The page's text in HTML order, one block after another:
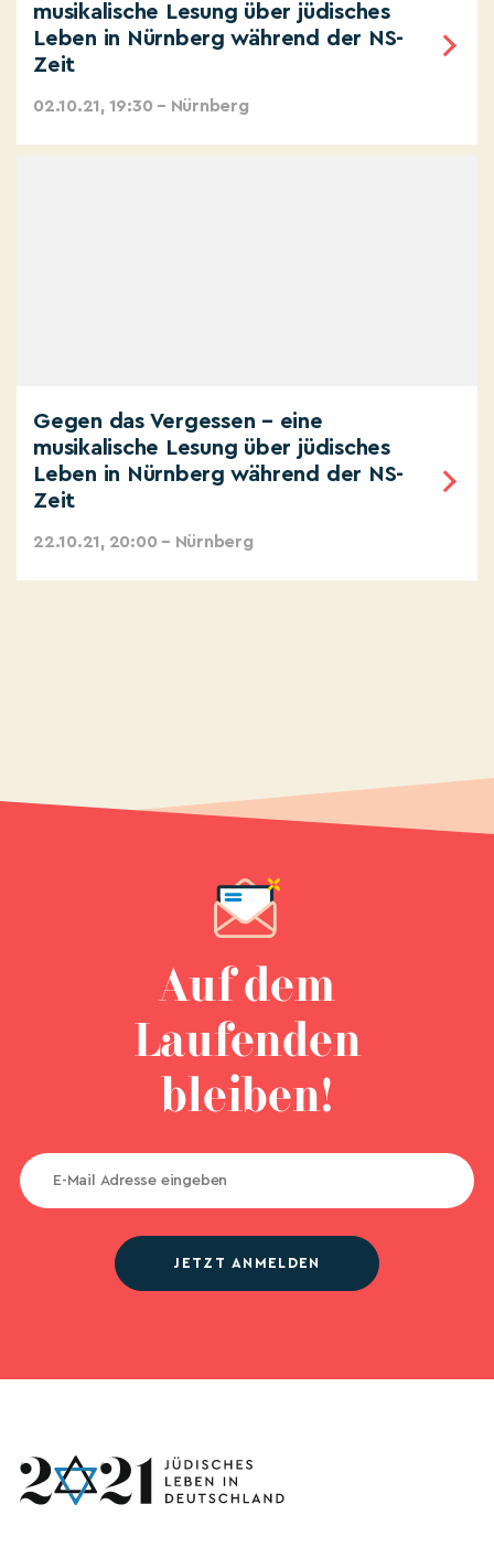
musikalische Lesung über jüdisches
Leben in Nürnberg während der NS-
Zeit
02.10.21, 19:30 – Nürnberg
Gegen das Vergessen – eine
musikalische Lesung über jüdisches
Leben in Nürnberg während der NS-
Zeit
22.10.21, 20:00 – Nürnberg
Auf dem
Laufenden
bleiben!
JETZT ANMELDEN